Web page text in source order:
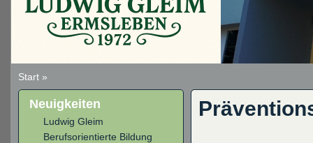
Start»
Neuigkeiten
Ludwig Gleim
Berufsorientierte Bildung